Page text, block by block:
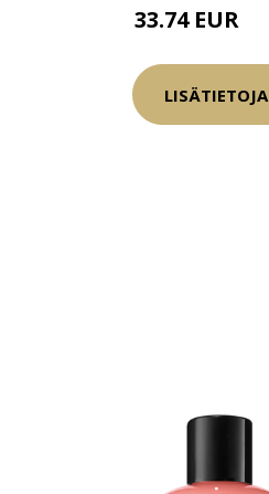
33.74 EUR
LISÄTIETOJA